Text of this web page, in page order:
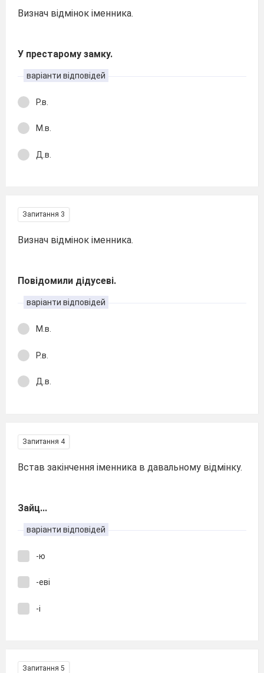
Визнач відмінок іменника.
У престарому замку.
варіанти відповідей
Р.в.
М.в.
Д.в.
Запитання 3
Визнач відмінок іменника.
Повідомили дідусеві.
варіанти відповідей
М.в.
Р.в.
Д.в.
Запитання 4
Встав закінчення іменника в давальному відмінку.
Зайц...
варіанти відповідей
-ю
-еві
-і
Запитання 5